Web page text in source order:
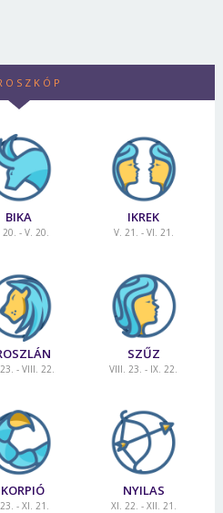
BIKA
20. - V. 20.
IKREK
V. 21. - VI. 21.
- VIII. 22.
SZŰZ
VIII. 23. - IX. 22.
- XI. 21.
NYILAS
XI. 22. - XII. 21.